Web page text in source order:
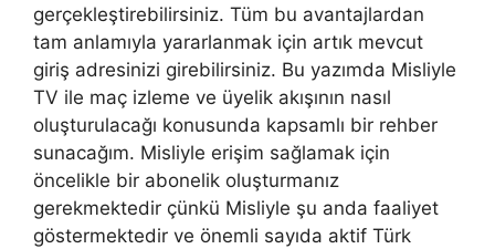
gerçekleştirebilirsiniz. Tüm bu avantajlardan
tam anlamıyla yararlanmak için artık mevcut
giriş adresinizi girebilirsiniz. Bu yazımda Misliyle
TV ile maç izleme ve üyelik akışının nasıl
oluşturulacağı konusunda kapsamlı bir rehber
sunacağım. Misliyle erişim sağlamak için
öncelikle bir abonelik oluşturmanız
gerekmektedir çünkü Misliyle şu anda faaliyet
göstermektedir ve önemli sayıda aktif Türk